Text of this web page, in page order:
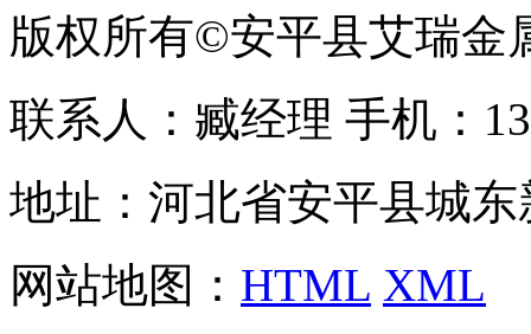
版权所有©安平县艾瑞金
联系人：臧经理 手机：
地址：河北省安平县城
网站地图： HTML XML